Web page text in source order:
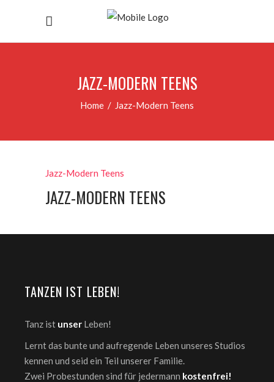
JAZZ-MODERN TEENS
Home / Jazz-Modern Teens
Jazz-Modern Teens
JAZZ-MODERN TEENS
TANZEN IST LEBEN!
Tanz ist unser Leben!
Lernt das bunte und aufregende Leben unseres Studios
kennen und seid ein Teil unserer Familie.
Zwei Probestunden sind für jedermann kostenfrei!